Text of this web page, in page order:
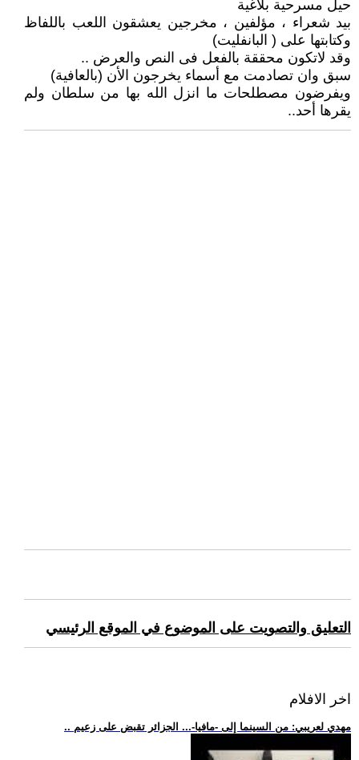
حيل مسرحية بلاغية
بيد شعراء ، مؤلفين ، مخرجين يعشقون اللعب باللفاظ
وكتابتها على ( البانفليت)
وقد لاتكون محققة بالفعل فى النص والعرض ..
سبق وان تصادمت مع أسماء يخرجون الأن (بالعافية)
ويفرضون مصطلحات ما انزل الله بها من سلطان ولم
يقرها أحد..
التعليق والتصويت على الموضوع في الموقع الرئيسي
اخر الافلام
.. مهدي لعريبي: من السينما إلى -مافيا-... الجزائر تقبض على زعيم